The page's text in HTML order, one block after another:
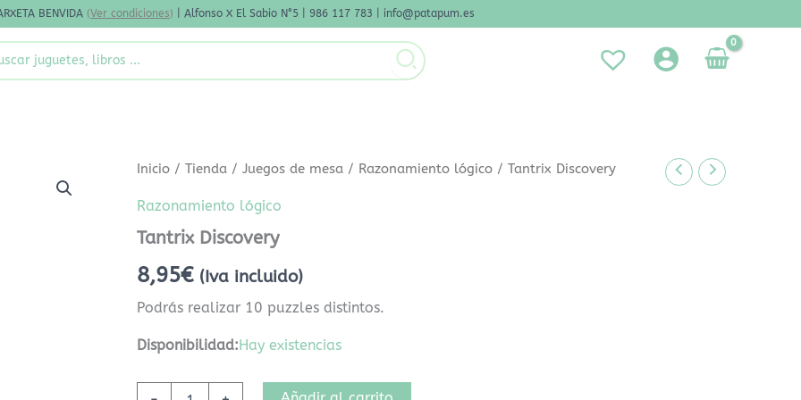
BENVIDA (Ver condiciones) | Alfonso X El Sabio N°5 | 986 117 783 | info@patapum.es
Inicio /Tienda /Juegos de mesa / Razonamiento lógico / Tantrix Discovery
Razonamiento lógico
Tantrix Discovery
8,95€ (Iva incluido)
Podrás realizar 10 puzzles distintos.
Disponibilidad: Hay existencias
Tantrix
cantidad